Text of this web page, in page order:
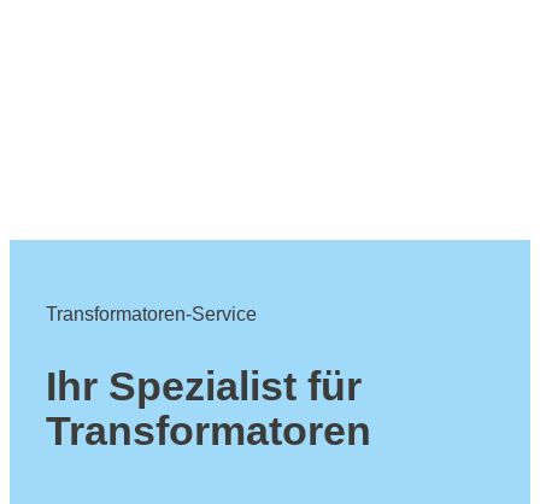
Transformatoren-Service
Ihr Spezialist für
Transformatoren